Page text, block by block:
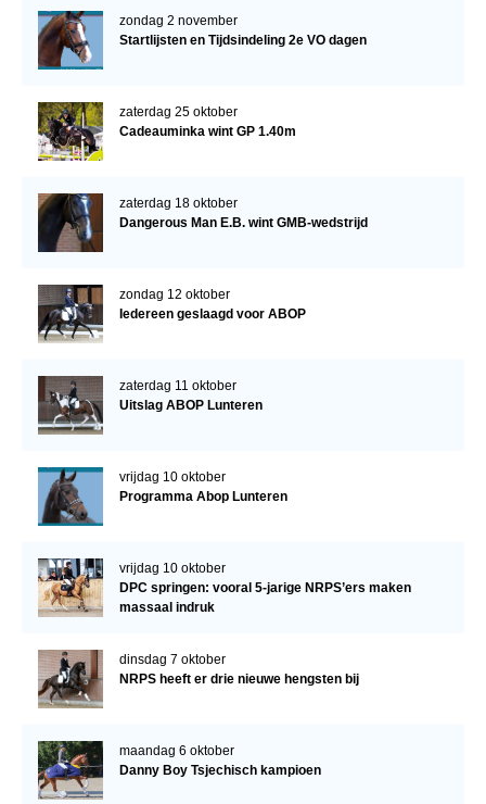
zondag 2 november
Startlijsten en Tijdsindeling 2e VO dagen
zaterdag 25 oktober
Cadeauminka wint GP 1.40m
zaterdag 18 oktober
Dangerous Man E.B. wint GMB-wedstrijd
zondag 12 oktober
Iedereen geslaagd voor ABOP
zaterdag 11 oktober
Uitslag ABOP Lunteren
vrijdag 10 oktober
Programma Abop Lunteren
vrijdag 10 oktober
DPC springen: vooral 5-jarige NRPS’ers maken
massaal indruk
dinsdag 7 oktober
NRPS heeft er drie nieuwe hengsten bij
maandag 6 oktober
Danny Boy Tsjechisch kampioen